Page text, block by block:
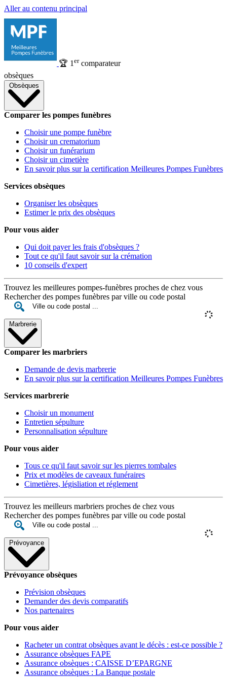
Aller au contenu principal
🏆 1 ercomparateur
obsèques
Obsèques
Comparer les pompes funèbres
Choisir une pompe funèbre
Choisir un crematorium
Choisir un funérarium
Choisir un cimetière
En savoir plus sur la certification Meilleures Pompes Funèbres
Services obsèques
Organiser les obsèques
Estimer le prix des obsèques
Pour vous aider
Qui doit payer les frais d'obsèques ?
Tout ce qu'il faut savoir sur la crémation
10 conseils d'expert
Trouvez les meilleures pompes-funèbres proches de chez vous
Rechercher des pompes funèbres par ville ou code postal
Marbrerie
Comparer les marbriers
Demande de devis marbrerie
En savoir plus sur la certification Meilleures Pompes Funèbres
Services marbrerie
Choisir un monument
Entretien sépulture
Personnalisation sépulture
Pour vous aider
Tous ce qu'il faut savoir sur les pierres tombales
Prix et modèles de caveaux funéraires
Cimetières, législiation et réglement
Trouvez les meilleurs marbriers proches de chez vous
Rechercher des pompes funèbres par ville ou code postal
Prévoyance
Prévoyance obsèques
Prévision obsèques
Demander des devis comparatifs
Nos partenaires
Pour vous aider
Racheter un contrat obsèques avant le décès : est-ce possible ?
Assurance obsèques FAPE
Assurance obsèques : CAISSE D’EPARGNE
Assurance obsèques : La Banque postale